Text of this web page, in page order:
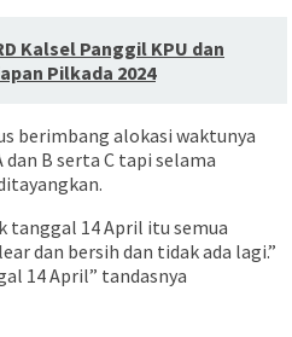
Kalsel Panggil KPU dan
Pilkada 2024
berimbang alokasi waktunya
B serta C tapi selama
tanggal 14 April itu semua
dan bersih dan tidak ada lagi.”
14 April” tandasnya